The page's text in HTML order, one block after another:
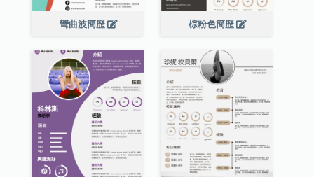
彎曲波簡歷 棕粉色簡歷